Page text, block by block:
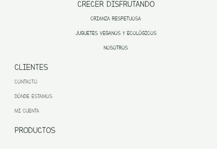
CRECER DISFRUTANDO
CRIANZA RESPETUOSA
JUGUETES VEGANOS Y ECOLÓGICOS
NOSOTROS
CLIENTES
CONTACTO
DÓNDE ESTAMOS
MI CUENTA
PRODUCTOS